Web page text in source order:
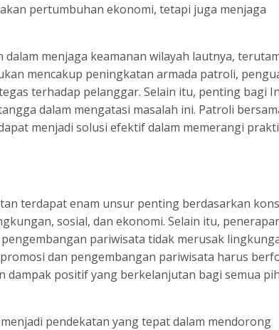
pertumbuhan ekonomi, tetapi juga menjaga
menjaga keamanan wilayah lautnya,
mencakup peningkatan armada patroli,
terhadap pelanggar. Selain itu, penting bagi
dalam mengatasi masalah ini. Patroli
menjadi solusi efektif dalam memerangi
terdapat enam unsur penting berdasarkan
sosial, dan ekonomi. Selain itu,
pariwisata tidak merusak
dan pengembangan pariwisata harus
dampak positif yang berkelanjutan bagi semua
pendekatan yang tepat dalam mendorong